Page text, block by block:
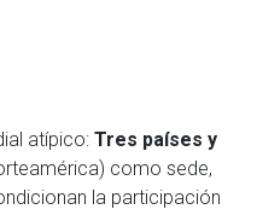
atípico: Tres países y
como sede,
la participación